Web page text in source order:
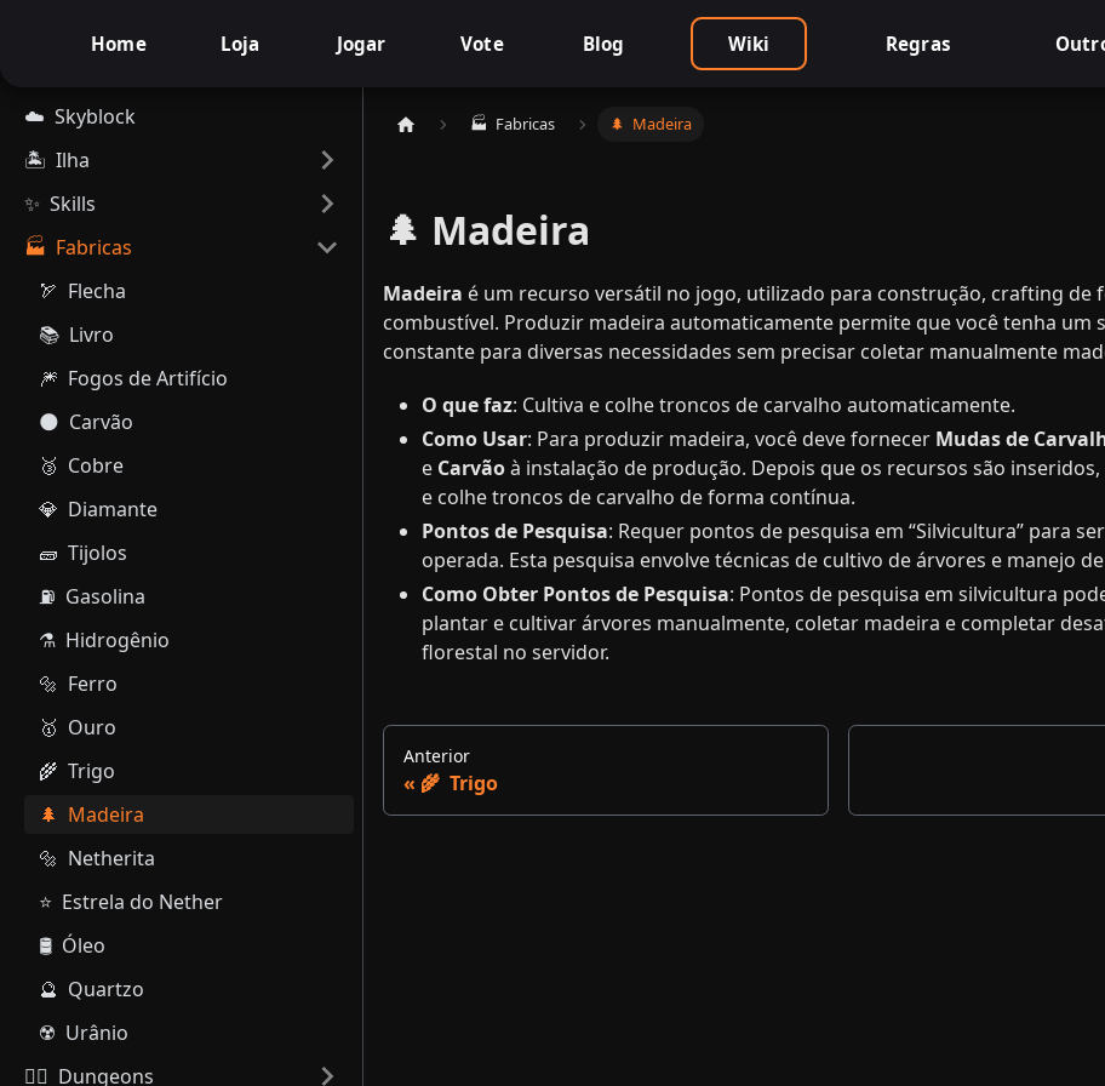
Home Loja Jogar Vote Blog Wiki Regras
☁️ ​ Skyblock
🏝️ ​ Ilha
✨ ​ Skills
🏭 ​ Fabricas
🏹 ​ Flecha
📚 ​ Livro
🎆 ​ Fogos de Artifício
🌑 ​ Carvão
🥉 ​ Cobre
💎 ​ Diamante
🧱 ​ Tijolos
⛽ ​ Gasolina
⚗️ ​ Hidrogênio
🔩 ​ Ferro
🥇 ​ Ouro
🌾 ​ Trigo
🌲 ​ Madeira
🔩 ​ Netherita
⭐ ​ Estrela do Nether
🛢️ ​ Óleo
🔮 ​ Quartzo
☢️ ​ Urânio
🧟‍♂️ ​ Dungeons
🏭 ​ Fabricas 🌲 ​ Madeira
🌲 Madeira
Madeira é um recurso versátil no jogo, utilizado para construção, crafting de
combustível. Produzir madeira automaticamente permite que você tenha um
constante para diversas necessidades sem precisar coletar manualmente
O que faz: Cultiva e colhe troncos de carvalho automaticamente.
Como Usar: Para produzir madeira, você deve fornecer Mudas de
e Carvãoà instalação de produção. Depois que os recursos são
e colhe troncos de carvalho de forma contínua.
Pontos de Pesquisa: Requer pontos de pesquisa em “Silvicultura” para
operada. Esta pesquisa envolve técnicas de cultivo de árvores e manejo
Como Obter Pontos de Pesquisa: Pontos de pesquisa em silvicultura
plantar e cultivar árvores manualmente, coletar madeira e completar
florestal no servidor.
Anterior
🌾 ​ Trigo